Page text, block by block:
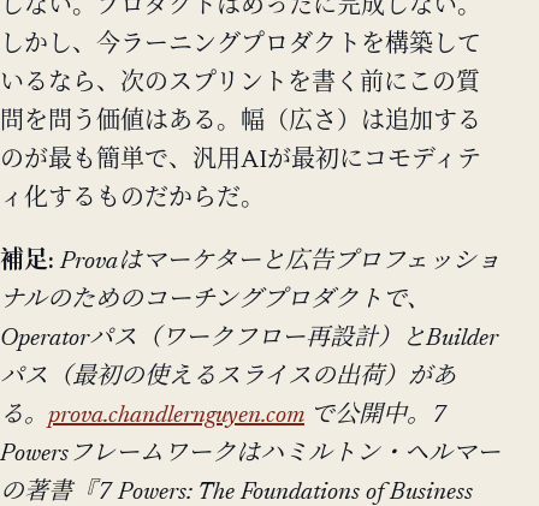
しない。プロダクトはめったに完成しない。
しかし、今ラーニングプロダクトを構築して
いるなら、次のスプリントを書く前にこの質
問を問う価値はある。幅（広さ）は追加する
のが最も簡単で、汎用AIが最初にコモディテ
ィ化するものだからだ。
補足: Provaはマーケターと広告プロフェッショ
ナルのためのコーチングプロダクトで、
Operatorパス（ワークフロー再設計）とBuilder
パス（最初の使えるスライスの出荷）があ
る。 prova.chandlernguyen.com で公開中。7
Powersフレームワークはハミルトン・ヘルマー
の著書『7 Powers: The Foundations of Business